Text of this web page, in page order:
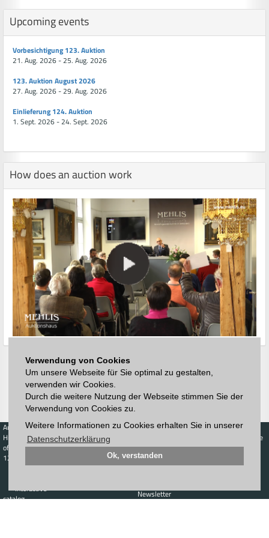
Verwendung von Cookies
Um unsere Webseite für Sie optimal zu gestalten,
verwenden wir Cookies.
Durch die weitere Nutzung der Webseite stimmen Sie der
Verwendung von Cookies zu.
Weitere Informationen zu Cookies erhalten Sie in unserer
Datenschutzerklärung
Ok, verstanden
Upcoming events
Vorbesichtigung 123. Auktion
21. Aug. 2026 - 25. Aug. 2026
123. Auktion August 2026
27. Aug. 2026 - 29. Aug. 2026
Einlieferung 124. Auktion
1. Sept. 2026 - 24. Sept. 2026
How does an auction work
Auctions
Highest acceptance
of bids
123. Auktion
Schedule
Interactive
catalog
Buy
Live-Auction
Calendar
Sell
Price Database
Highest acceptance
of bids
Newsletter